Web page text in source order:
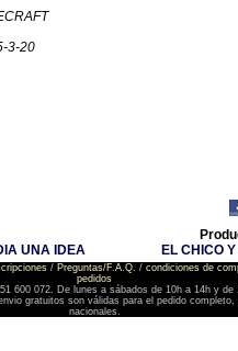
3-20
UNA IDEA
EL CHICO
/ Preguntas/F.A.Q. / condiciones de
pedidos
600 072. De lunes a sábados de 10h a 14h y de
gratuitos son válidas para el pedido completo,
nacionales.